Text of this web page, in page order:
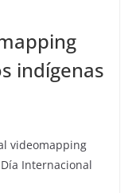
indígenas
videomapping
Internacional